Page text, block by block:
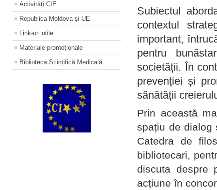
Activități CIE
Republica Moldova și UE
Link-uri utile
Materiale promoţionale
Biblioteca Științifică Medicală
Subiectul
contextul
important,
pentru
societății. În
prevenției și
sănătății
Prin această
spațiu de dialog
Catedra de
bibliotecari,
discuta despre
acțiune în